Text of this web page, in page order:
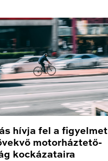
hívja fel a figyelmet
motorháztető-
kockázataira